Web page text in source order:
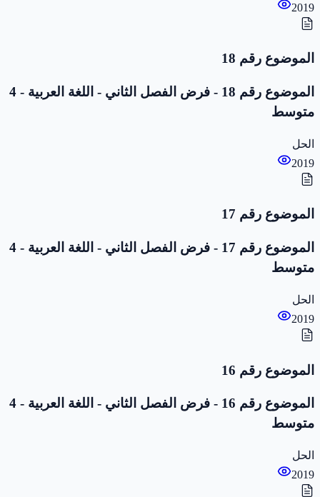
2019
الموضوع رقم 18
الموضوع رقم 18 - فرض الفصل الثاني - اللغة العربية - 4
متوسط
الحل
2019
الموضوع رقم 17
الموضوع رقم 17 - فرض الفصل الثاني - اللغة العربية - 4
متوسط
الحل
2019
الموضوع رقم 16
الموضوع رقم 16 - فرض الفصل الثاني - اللغة العربية - 4
متوسط
الحل
2019